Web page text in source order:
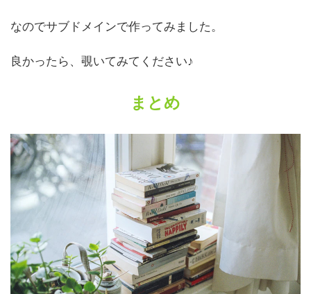
なのでサブドメインで作ってみました。
良かったら、覗いてみてください♪
まとめ